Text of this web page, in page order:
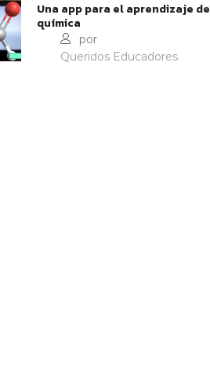
Una app para el aprendizaje de
química
por
Queridos Educadores